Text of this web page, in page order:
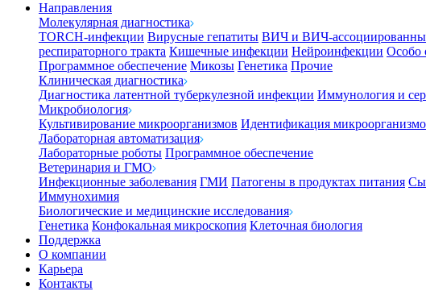
Направления
Молекулярная диагностика
TORCH-инфекции Вирусные гепатиты ВИЧ и ВИЧ-
респираторного тракта Кишечные инфекции Нейроинфекции Особо
Программное обеспечение Микозы Генетика Прочие
Клиническая диагностика
Диагностика латентной туберкулезной инфекции Иммунология и
Микробиология
Культивирование микроорганизмов Идентификация
Лабораторная автоматизация
Лабораторные роботы Программное обеспечение
Ветеринария и ГМО
Инфекционные заболевания ГМИ Патогены в продуктах питания
Иммунохимия
Биологические и медицинские исследования
Генетика Конфокальная микроскопия Клеточная биология
Поддержка
О компании
Карьера
Контакты